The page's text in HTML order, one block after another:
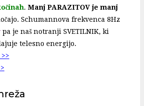
. Manj PARAZITOV je manj
Schumannova frekvenca 8Hz
pa je naš notranji SVETILNIK, ki
telesno energijo.